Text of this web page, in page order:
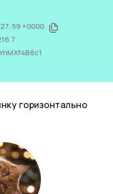
+0000
горизонтально